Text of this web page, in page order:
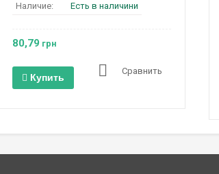
Наличие: Есть в наличини
80,79 грн
Купить
Сравнить